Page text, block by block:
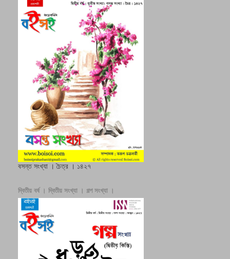
বসন্ত সংখ্যা । চৈত্র । ১৪২৭
দ্বিতীয় বর্ষ । দ্বিতীয় সংখ্যা । গল্প সংখ্যা ।